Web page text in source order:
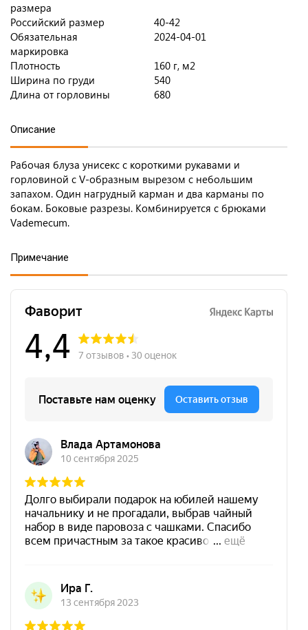
размера
Российский размер
40-42
Обязательная
маркировка
2024-04-01
Плотность
160 г, м2
Ширина по груди
540
Длина от горловины
680
Описание
Рабочая блуза унисекс с короткими рукавами и
горловиной с V-образным вырезом с небольшим
запахом. Один нагрудный карман и два карманы по
бокам. Боковые разрезы. Комбинируется с брюками
Vademecum.
Примечание